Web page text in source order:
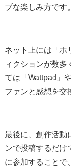
ブな楽しみ方です。
ネット上には「ホ
ィクションが数多
ては「Wattpad」
ファンと感想を交
最後に、創作活動
ンで投稿するだけ
に参加することで